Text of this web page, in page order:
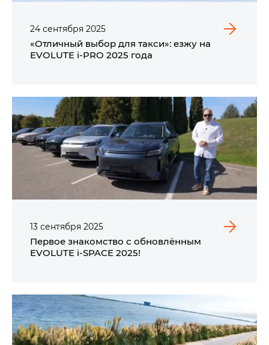
24 сентября 2025
«Отличный выбор для такси»: езжу на
EVOLUTE i⁠-⁠PRO​ 2025 года
13 сентября 2025
Первое знакомство с обновлённым
EVOLUTE i‑SPACE 2025!